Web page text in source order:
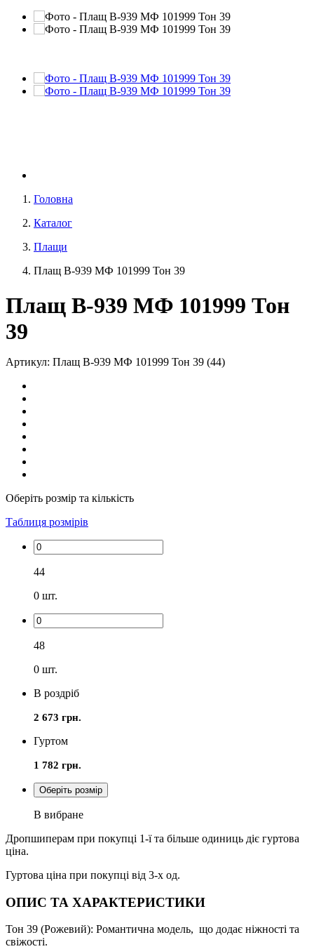
Головна
Каталог
Плащи
Плащ В-939 МФ 101999 Тон 39
Плащ В-939 МФ 101999 Тон
39
Артикул: Плащ В-939 МФ 101999 Тон 39 (44)
Оберіть розмір та кількість
Таблиця розмірів
44
0 шт.
48
0 шт.
В роздріб
2 673 грн.
Гуртом
1 782 грн.
Оберіть розмір
В вибране
Дропшиперам при покупці 1-ї та більше одиниць діє гуртова
ціна.
Гуртова ціна при покупці від 3-х од.
ОПИС ТА ХАРАКТЕРИСТИКИ
Тон 39 (Рожевий): Романтична модель, що додає ніжності та
свіжості.